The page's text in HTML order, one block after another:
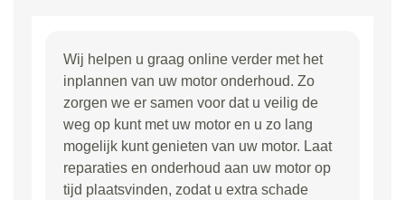
Wij helpen u graag online verder met het
inplannen van uw motor onderhoud. Zo
zorgen we er samen voor dat u veilig de
weg op kunt met uw motor en u zo lang
mogelijk kunt genieten van uw motor. Laat
reparaties en onderhoud aan uw motor op
tijd plaatsvinden, zodat u extra schade